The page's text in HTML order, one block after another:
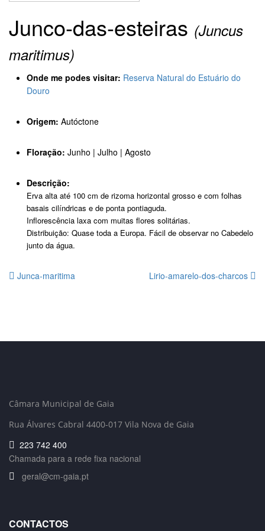
Junco-das-esteiras (Juncus
maritimus)
Onde me podes visitar: Reserva Natural do Estuário do
Douro
Origem: Autóctone
Floração: Junho | Julho | Agosto
Descrição:
Erva alta até 100 cm de rizoma horizontal grosso e com folhas
basais cilíndricas e de ponta pontiaguda.
Inflorescência laxa com muitas flores solitárias.
Distribuição: Quase toda a Europa. Fácil de observar no Cabedelo
junto da água.
Junca-maritima Lirio-amarelo-dos-charcos
Câmara Municipal de Gaia
Rua Álvares Cabral 4400-017 Vila Nova de Gaia
223 742 400
Chamada para a rede fixa nacional
geral@cm-gaia.pt
CONTACTOS